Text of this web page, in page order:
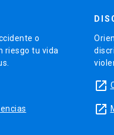
o
riesgo tu vida
launch
launch